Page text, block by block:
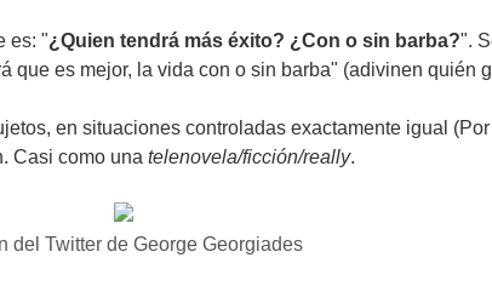
es: "¿Quien tendrá más éxito? ¿Con o sin barba?".
que es mejor, la vida con o sin barba" (adivinen quién
en situaciones controladas exactamente igual
Casi como una telenovela/ficción/really.
del Twitter de George Georgiades